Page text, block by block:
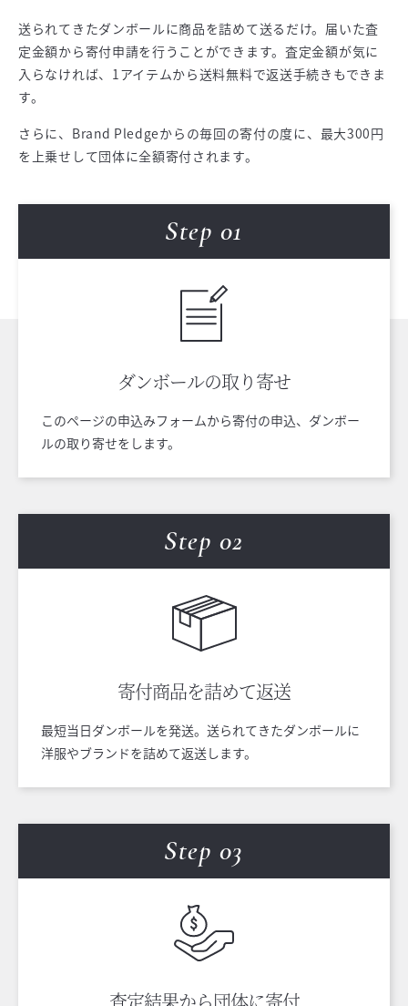
送られてきたダンボールに商品を詰めて送るだけ。届いた査
定金額から寄付申請を行うことができます。査定金額が気に
入らなければ、1アイテムから送料無料で返送手続きもできま
す。
さらに、Brand Pledgeからの毎回の寄付の度に、最大300円
を上乗せして団体に全額寄付されます。
Step 01
ダンボールの取り寄せ
このページの申込みフォームから寄付の申込、ダンボー
ルの取り寄せをします。
Step 02
寄付商品を詰めて返送
最短当日ダンボールを発送。送られてきたダンボールに
洋服やブランドを詰めて返送します。
Step 03